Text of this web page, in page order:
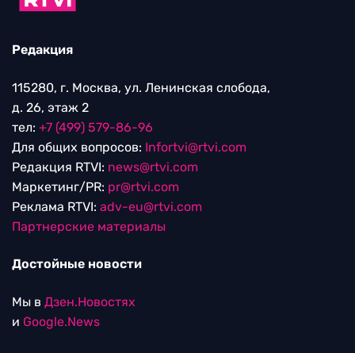
Редакция
115280, г. Москва, ул. Ленинская слобода,
д. 26, этаж 2
тел: +7 (499) 579-86-96
Для общих вопросов: Infortvi@rtvi.com
Редакция RTVI: news@rtvi.com
Маркетинг/PR: pr@rtvi.com
Реклама RTVI: adv-eu@rtvi.com
Партнерские материалы
Достойные новости
Мы в Дзен.Новостях
и Google.News